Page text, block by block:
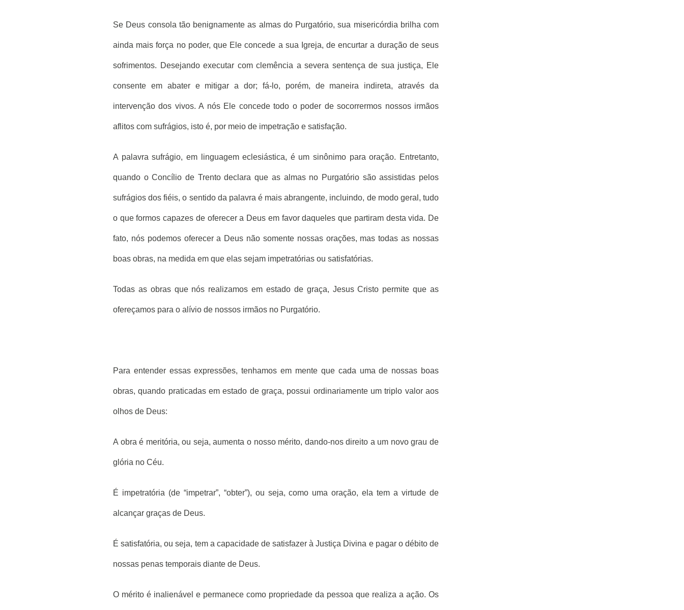
Se Deus consola tão benignamente as almas do Purgatório, sua misericórdia brilha com
ainda mais força no poder, que Ele concede a sua Igreja, de encurtar a duração de seus
sofrimentos. Desejando executar com clemência a severa sentença de sua justiça, Ele
consente em abater e mitigar a dor; fá-lo, porém, de maneira indireta, através da
intervenção dos vivos. A nós Ele concede todo o poder de socorrermos nossos irmãos
aflitos com sufrágios, isto é, por meio de impetração e satisfação.
A palavra sufrágio, em linguagem eclesiástica, é um sinônimo para oração. Entretanto,
quando o Concílio de Trento declara que as almas no Purgatório são assistidas pelos
sufrágios dos fiéis, o sentido da palavra é mais abrangente, incluindo, de modo geral, tudo
o que formos capazes de oferecer a Deus em favor daqueles que partiram desta vida. De
fato, nós podemos oferecer a Deus não somente nossas orações, mas todas as nossas
boas obras, na medida em que elas sejam impetratórias ou satisfatórias.
Todas as obras que nós realizamos em estado de graça, Jesus Cristo permite que as
ofereçamos para o alívio de nossos irmãos no Purgatório.
Para entender essas expressões, tenhamos em mente que cada uma de nossas boas
obras, quando praticadas em estado de graça, possui ordinariamente um triplo valor aos
olhos de Deus:
A obra é meritória, ou seja, aumenta o nosso mérito, dando-nos direito a um novo grau de
glória no Céu.
É impetratória (de “impetrar”, “obter”), ou seja, como uma oração, ela tem a virtude de
alcançar graças de Deus.
É satisfatória, ou seja, tem a capacidade de satisfazer à Justiça Divina e pagar o débito de
nossas penas temporais diante de Deus.
O mérito é inalienável e permanece como propriedade da pessoa que realiza a ação. Os